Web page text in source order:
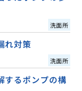
洗面所
れ対策
洗面所
するポンプの構